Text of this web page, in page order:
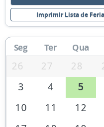
Imprimir Lista de
Seg Ter Qua
26 27 28
3
4 5
10
11 12